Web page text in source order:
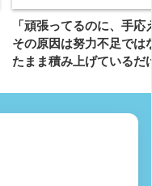
「頑張ってるのに、手応
その原因は努力不足では
たまま積み上げているだ